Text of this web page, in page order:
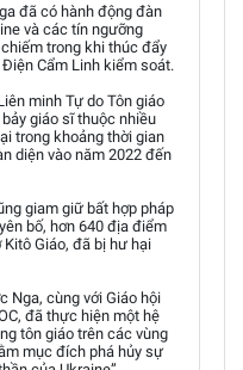
đã có hành động đàn
và các tín ngưỡng
trong khi thúc đẩy
Cẩm Linh kiểm soát.
minh Tự do Tôn giáo
giáo sĩ thuộc nhiều
trong khoảng thời gian
diện vào năm 2022 đến
giam giữ bất hợp pháp
bố, hơn 640 địa điểm
Giáo, đã bị hư hại
Nga, cùng với Giáo hội
đã thực hiện một hệ
tôn giáo trên các vùng
mục đích phá hủy sự